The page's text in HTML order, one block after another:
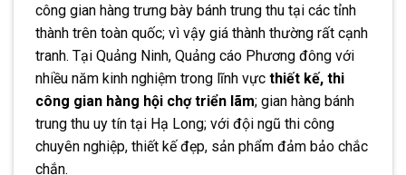
công gian hàng trưng bày bánh trung thu tại các tỉnh
thành trên toàn quốc; vì vậy giá thành thường rất cạnh
tranh. Tại Quảng Ninh, Quảng cáo Phương đông với
nhiều năm kinh nghiệm trong lĩnh vực thiết kế, thi
công gian hàng hội chợ triển lãm; gian hàng bánh
trung thu uy tín tại Hạ Long; với đội ngũ thi công
chuyên nghiệp, thiết kế đẹp, sản phẩm đảm bảo chắc
chắn.